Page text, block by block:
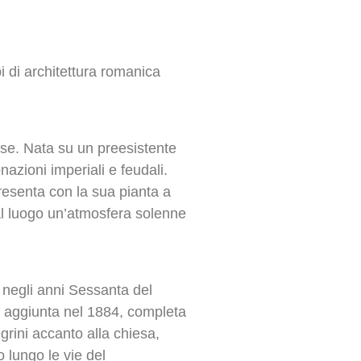
di architettura romanica
Nata su un preesistente
imperiali e feudali.
con la sua pianta a
un’atmosfera solenne
anni Sessanta del
nel 1884, completa
accanto alla chiesa,
lungo le vie del